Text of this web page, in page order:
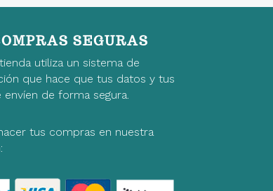
SEGURAS
utiliza un sistema de
que hace que tus datos y tus
envíen de forma segura.
tus compras en nuestra